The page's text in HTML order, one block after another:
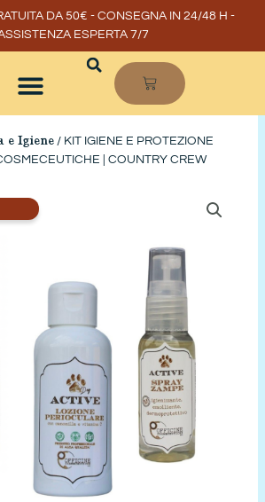
DA 50€ - CONSEGNA IN 24/48 H -
ESPERTA 7/7
CARRELLO
e Igiene/ KIT IGIENE E PROTEZIONE
| COUNTRY CREW